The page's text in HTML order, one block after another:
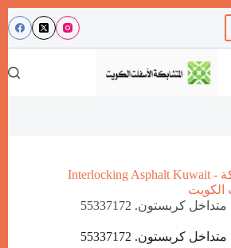
Interlocking Asphalt Kuwait - المتشابكة
الكويت
كربستون. 55337172
كربستون. 55337172